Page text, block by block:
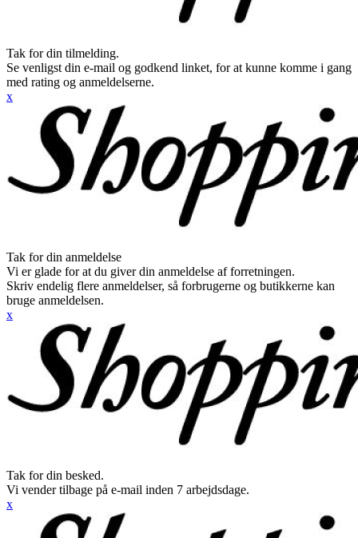
Tak for din tilmelding.
Se venligst din e-mail og godkend linket, for at kunne komme i gang
med rating og anmeldelserne.
x
Tak for din anmeldelse
Vi er glade for at du giver din anmeldelse af forretningen.
Skriv endelig flere anmeldelser, så forbrugerne og butikkerne kan
bruge anmeldelsen.
x
Tak for din besked.
Vi vender tilbage på e-mail inden 7 arbejdsdage.
x